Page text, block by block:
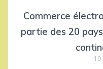
Commerce
partie des 20
10